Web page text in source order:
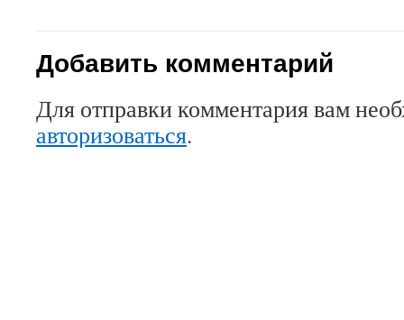
Добавить комментарий
Для отправки комментария вам
авторизоваться.